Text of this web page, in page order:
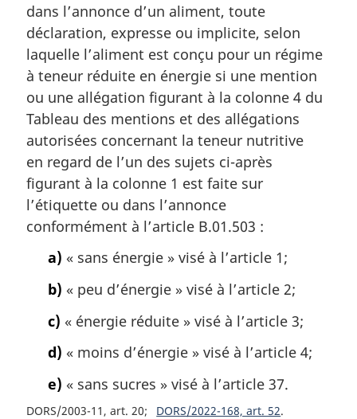
dans l’annonce d’un aliment, toute
déclaration, expresse ou implicite, selon
laquelle l’aliment est conçu pour un régime
à teneur réduite en énergie si une mention
ou une allégation figurant à la colonne 4 du
Tableau des mentions et des allégations
autorisées concernant la teneur nutritive
en regard de l’un des sujets ci-après
figurant à la colonne 1 est faite sur
l’étiquette ou dans l’annonce
conformément à l’article B.01.503 :
a) « sans énergie » visé à l’article 1;
b) « peu d’énergie » visé à l’article 2;
c) « énergie réduite » visé à l’article 3;
d) « moins d’énergie » visé à l’article 4;
e) « sans sucres » visé à l’article 37.
DORS/2003-11, art. 20 DORS/2022-168, art. 52